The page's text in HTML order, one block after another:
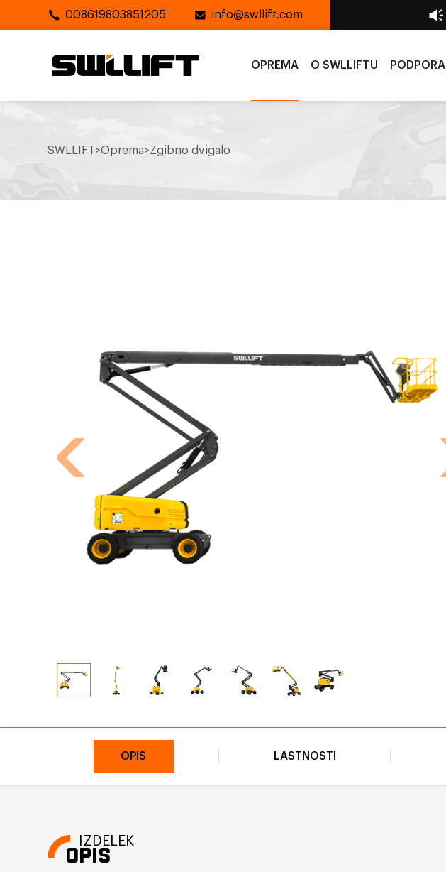
008619803851205 info@swllift.com
OPREMA O SWLLIFTU PODPORA
SWLLIFT>Oprema>Zgibno dvigalo
OPIS LASTNOSTI
IZDELEK
OPIS